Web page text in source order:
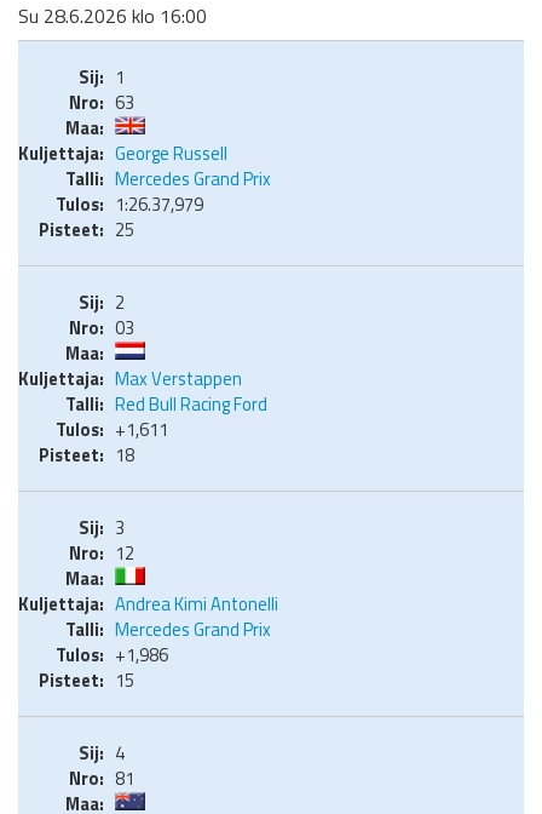
Su 28.6.2026 klo 16:00
1
63
George Russell
Mercedes Grand Prix
1:26.37,979
25
2
03
Max Verstappen
Red Bull Racing Ford
+1,611
18
3
12
Andrea Kimi Antonelli
Mercedes Grand Prix
+1,986
15
4
81